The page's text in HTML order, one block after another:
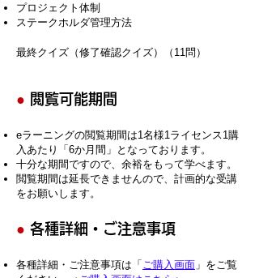
プロジェクト体制
ステークホルダ管理方法
最終クイズ（修了確認クイズ）（11問）
● 閲覧可能期間
eラーニングの閲覧期間は1名様1ライセンス1購
入あたり「6か月間」となっております。
十分な期間ですので、余裕をもって学べます。
​閲覧期間は延長できませんので、計画的な受講
をお願いします。
● 各種詳細・ご注意事項
各種詳細・ご注意事項は「 ご購入画面 」をご覧